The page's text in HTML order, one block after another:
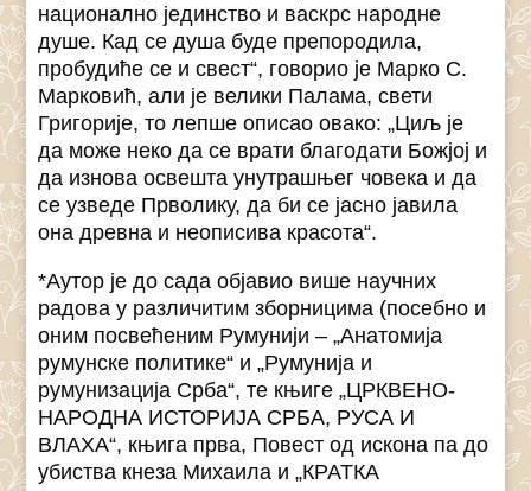
национално јединство и васкрс народне
душе. Кад се душа буде препородила,
пробудиће се и свест“, говорио је Марко С.
Марковић, али је велики Палама, свети
Григорије, то лепше описао овако: „Циљ је
да може неко да се врати благодати Божјој и
да изнова освешта унутрашњег човека и да
се узведе Прволику, да би се јасно јавила
она древна и неописива красота“.
*Аутор је до сада објавио више научних
радова у различитим зборницима (посебно и
оним посвећеним Румунији – „Анатомија
румунске политике“ и „Румунија и
румунизација Срба“, те књиге „ЦРКВЕНО-
НАРОДНА ИСТОРИЈА СРБА, РУСА И
ВЛАХА“, књига прва, Повест од искона па до
убиства кнеза Михаила и „КРАТКА